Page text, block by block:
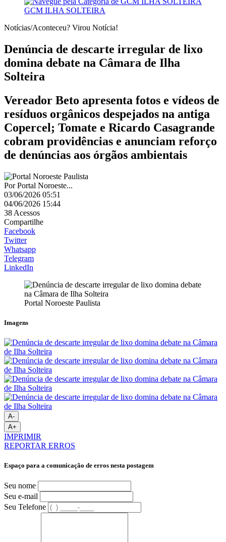
GCM ILHA SOLTEIRA
Notícias/Aconteceu? Virou Notícia!
Denúncia de descarte irregular de lixo
domina debate na Câmara de Ilha
Solteira
Vereador Beto apresenta fotos e vídeos de
resíduos orgânicos despejados na antiga
Copercel; Tomate e Ricardo Casagrande
cobram providências e anunciam reforço
de denúncias aos órgãos ambientais
PorPortal Noroeste...
03/06/2026 05:51
04/06/2026 15:44
38 Acessos
Compartilhe
Facebook
Twitter
Whatsapp
Telegram
LinkedIn
Portal Noroeste Paulista
Imagens
A-
A+
IMPRIMIR
REPORTAR ERROS
Espaço para a comunicação de erros nesta postagem
Seu nome
Seu e-mail
Seu Telefone